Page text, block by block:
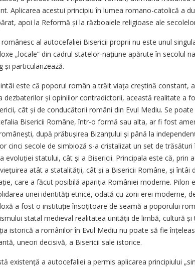
Aplicarea acestui principiu în lumea romano-catolică a
apoi la Reformă și la războaiele religioase ale
românesc al autocefaliei Bisericii proprii nu este unul
„locale” din cadrul statelor-națiune apărute în secolul
și particularizează.
este că poporul român a trăit viața creștină constant,
dezbaterilor și opiniilor contradictorii, această realitate a
cât și de conducătorii români din Evul Mediu. Se
Bisericii Române, într-o formă sau alta, ar fi fost
după prăbușirea Bizanțului și până la
cinci secole de simbioză s-a cristalizat un set de
evoluției statului, cât și a Bisericii. Principala este că, prin
atât a statalității, cât și a Bisericii Române, și
care a făcut posibilă apa­riția României moderne. Pilon
unei identități etnice, odată cu zorii erei moderne,
a fost o instituție însoțitoare de seamă a poporului
statal medieval realitatea unității de limbă, cultură
istorică a românilor în Evul Mediu nu poate să fie
uneori decisivă, a Bisericii sale istorice.
existență a autocefaliei a permis aplicarea principiu­lui